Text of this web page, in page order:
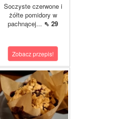
Soczyste czerwone i
żółte pomidory w
pachnącej... ⇖ 29
Zobacz przepis!